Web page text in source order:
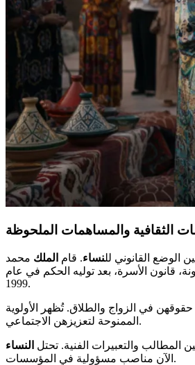
الثقافية والمساهمات الملحوظة
الوضع القانوني للنساء. قام الملك محمد
قانون الأسرة، بعد توليه الحكم في عام
1999.
في الزواج والطلاق. تُظهر الأولوية
الممنوحة لتعزيزهن الاجتماعي.
المطالب والتعبيرات الفنية. تحتل النساء
الآن مناصب مسؤولية في المؤسسات.